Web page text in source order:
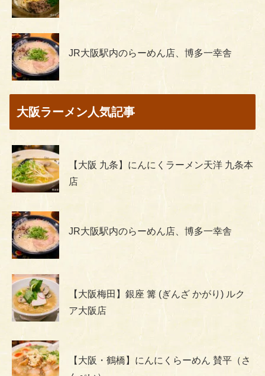
JR大阪駅内のらーめん店、博多一幸舎
大阪ラーメン人気記事
【大阪 九条】にんにくラーメン天洋 九条本
店
JR大阪駅内のらーめん店、博多一幸舎
【大阪梅田】銀座 篝 (ぎんざ かがり) ルク
ア大阪店
【大阪・鶴橋】にんにくらーめん 賛平（さ